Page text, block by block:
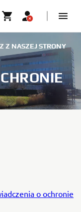
Z NASZEJ STRONY
o ochronie